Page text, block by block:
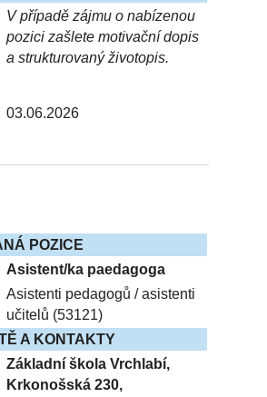
V případě zájmu o nabízenou
pozici zašlete motivační dopis
a strukturovaný životopis.
03.06.2026
POZICE
Asistent/ka paedagoga
Asistenti pedagogů / asistenti
učitelů (53121)
A KONTAKTY
Základní škola Vrchlabí,
Krkonošská 230,